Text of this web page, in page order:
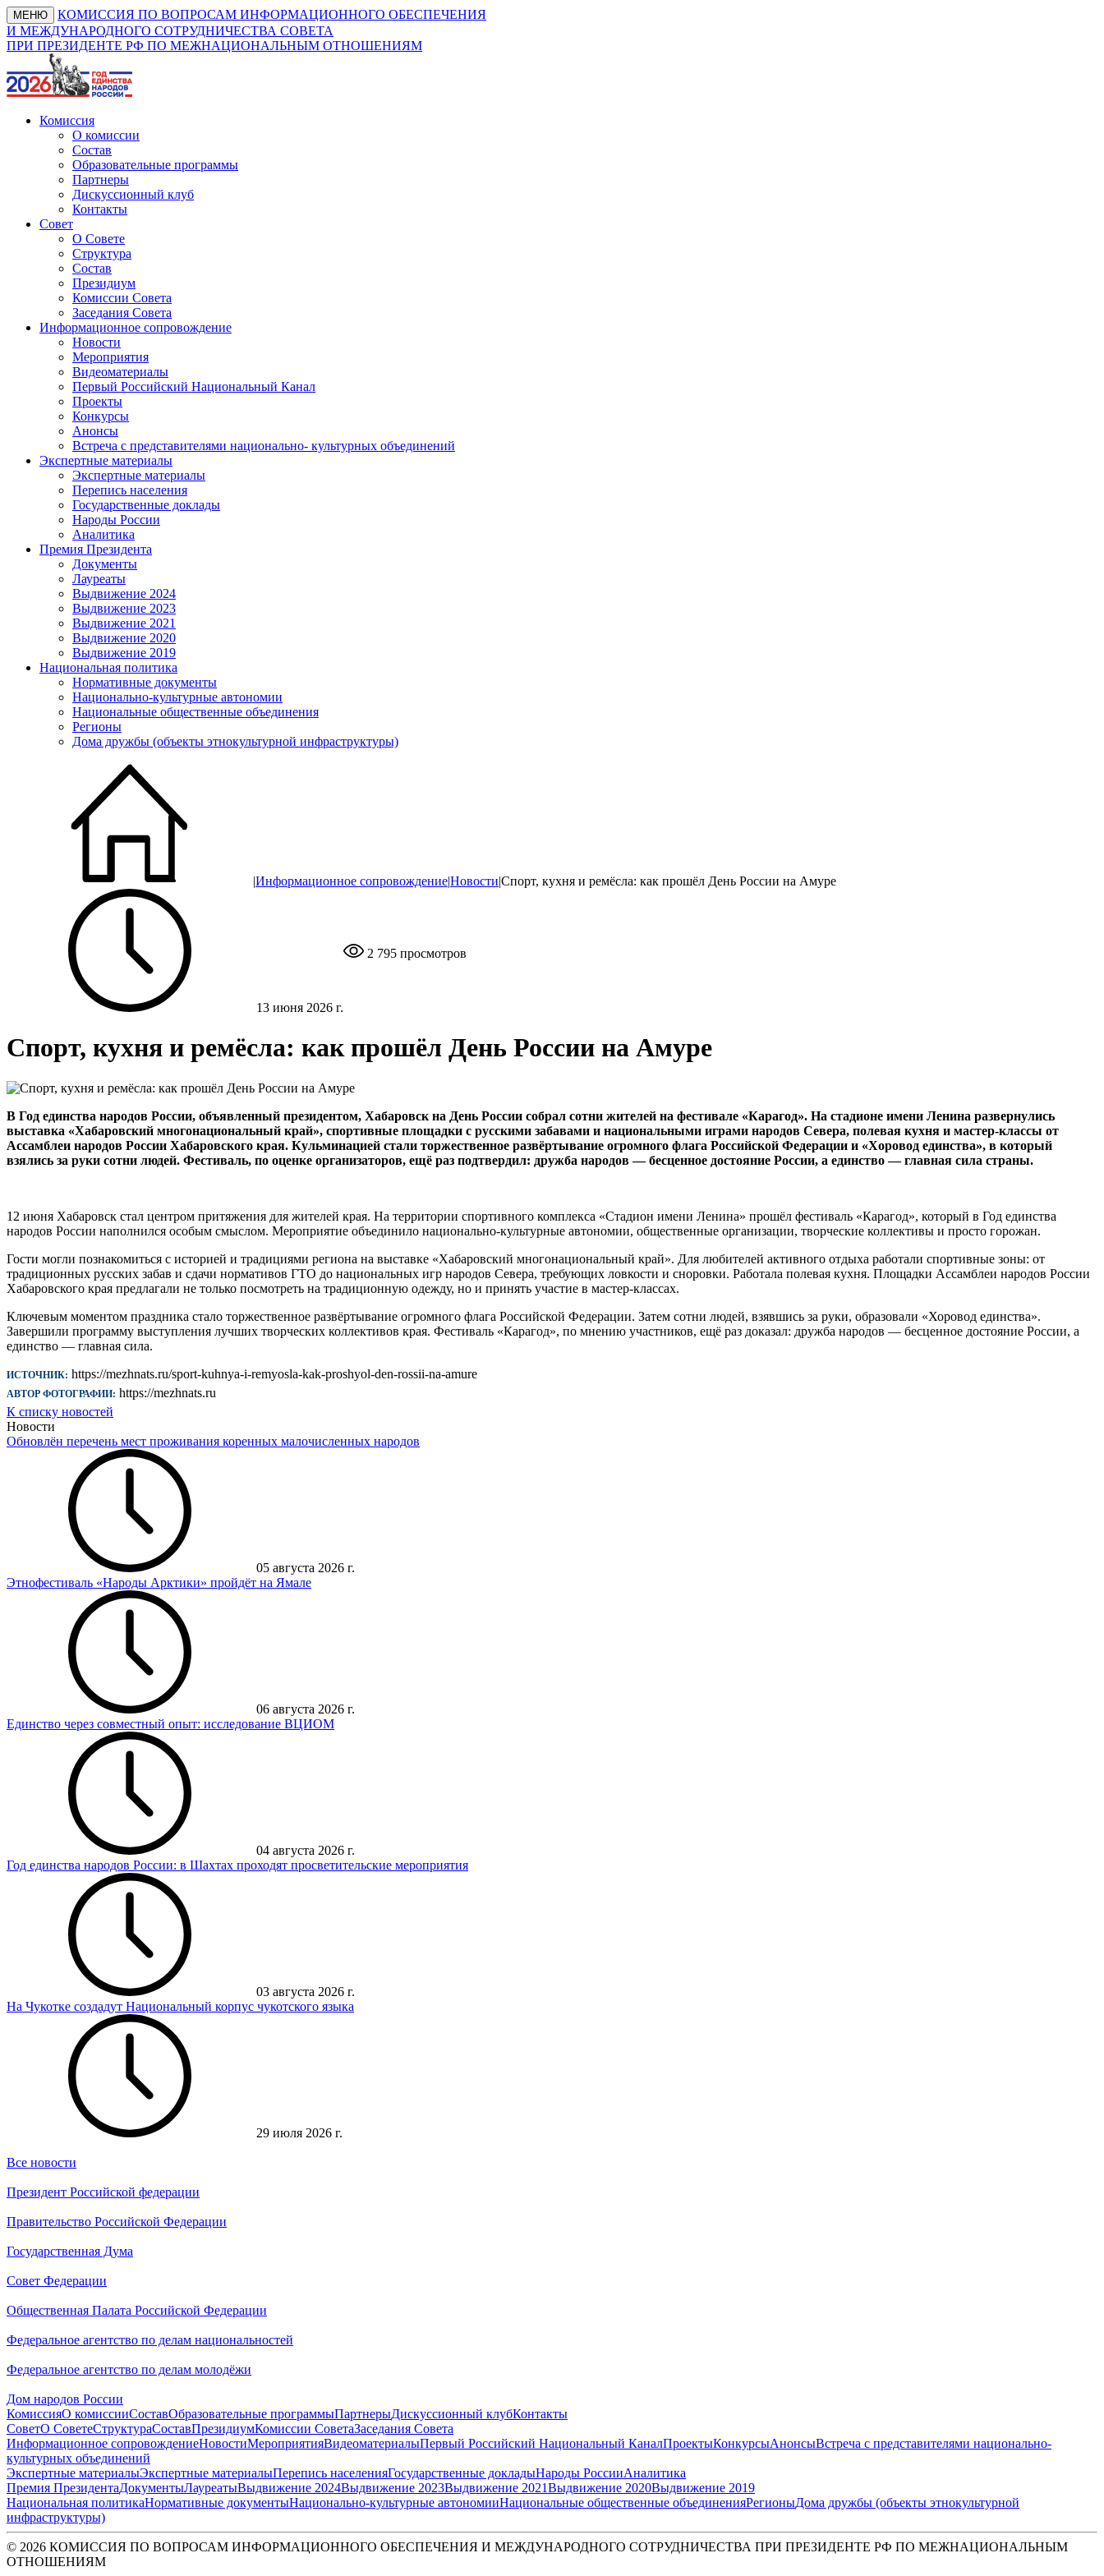
МЕНЮ
КОМИССИЯ ПО ВОПРОСАМ ИНФОРМАЦИОННОГО ОБЕСПЕЧЕНИЯ
И МЕЖДУНАРОДНОГО СОТРУДНИЧЕСТВА СОВЕТА
ПРИ ПРЕЗИДЕНТЕ РФ ПО МЕЖНАЦИОНАЛЬНЫМ ОТНОШЕНИЯМ
Комиссия
О комиссии
Состав
Образовательные программы
Партнеры
Дискуссионный клуб
Контакты
Совет
О Совете
Структура
Состав
Президиум
Комиссии Совета
Заседания Совета
Информационное сопровождение
Новости
Мероприятия
Видеоматериалы
Первый Российский Национальный Канал
Проекты
Конкурсы
Анонсы
Встреча с представителями национально- культурных объединений
Экспертные материалы
Экспертные материалы
Перепись населения
Государственные доклады
Народы России
Аналитика
Премия Президента
Документы
Лауреаты
Выдвижение 2024
Выдвижение 2023
Выдвижение 2021
Выдвижение 2020
Выдвижение 2019
Национальная политика
Нормативные документы
Национально-культурные автономии
Национальные общественные объединения
Регионы
Дома дружбы (объекты этнокультурной инфраструктуры)
|Информационное сопровождение|Новости|Спорт, кухня и ремёсла: как прошёл День России на Амуре
13 июня 2026 г.
2 795 просмотров
Спорт, кухня и ремёсла: как прошёл День России на Амуре
В Год единства народов России, объявленный президентом, Хабаровск на День России собрал сотни жителей на фестивале «Карагод». На стадионе имени Ленина развернулись
выставка «Хабаровский многонациональный край», спортивные площадки с русскими забавами и национальными играми народов Севера, полевая кухня и мастер-классы от
Ассамблеи народов России Хабаровского края. Кульминацией стали торжественное развёртывание огромного флага Российской Федерации и «Хоровод единства», в который
взялись за руки сотни людей. Фестиваль, по оценке организаторов, ещё раз подтвердил: дружба народов — бесценное достояние России, а единство — главная сила страны.
12 июня Хабаровск стал центром притяжения для жителей края. На территории спортивного комплекса «Стадион имени Ленина» прошёл фестиваль «Карагод», который в Год единства
народов России наполнился особым смыслом. Мероприятие объединило национально-культурные автономии, общественные организации, творческие коллективы и просто горожан.
Гости могли познакомиться с историей и традициями региона на выставке «Хабаровский многонациональный край». Для любителей активного отдыха работали спортивные зоны: от
традиционных русских забав и сдачи нормативов ГТО до национальных игр народов Севера, требующих ловкости и сноровки. Работала полевая кухня. Площадки Ассамблеи народов России
Хабаровского края предлагали не только посмотреть на традиционную одежду, но и принять участие в мастер-классах.
Ключевым моментом праздника стало торжественное развёртывание огромного флага Российской Федерации. Затем сотни людей, взявшись за руки, образовали «Хоровод единства».
Завершили программу выступления лучших творческих коллективов края. Фестиваль «Карагод», по мнению участников, ещё раз доказал: дружба народов — бесценное достояние России, а
единство — главная сила.
ИСТОЧНИК: https://mezhnats.ru/sport-kuhnya-i-remyosla-kak-proshyol-den-rossii-na-amure
АВТОР ФОТОГРАФИИ: https://mezhnats.ru
К списку новостей
Новости
Обновлён перечень мест проживания коренных малочисленных народов
05 августа 2026 г.
Этнофестиваль «Народы Арктики» пройдёт на Ямале
06 августа 2026 г.
Единство через совместный опыт: исследование ВЦИОМ
04 августа 2026 г.
Год единства народов России: в Шахтах проходят просветительские мероприятия
03 августа 2026 г.
На Чукотке создадут Национальный корпус чукотского языка
29 июля 2026 г.
Все новости
Президент Российской федерации
Правительство Российской Федерации
Государственная Дума
Совет Федерации
Общественная Палата Российской Федерации
Федеральное агентство по делам национальностей
Федеральное агентство по делам молодёжи
Дом народов России
КомиссияО комиссииСоставОбразовательные программыПартнерыДискуссионный клубКонтакты
СоветО СоветеСтруктураСоставПрезидиумКомиссии СоветаЗаседания Совета
Информационное сопровождениеНовостиМероприятияВидеоматериалыПервый Российский Национальный КаналПроектыКонкурсыАнонсыВстреча с представителями национально-
культурных объединений
Экспертные материалыЭкспертные материалыПерепись населенияГосударственные докладыНароды РоссииАналитика
Премия ПрезидентаДокументыЛауреатыВыдвижение 2024Выдвижение 2023Выдвижение 2021Выдвижение 2020Выдвижение 2019
Национальная политикаНормативные документыНационально-культурные автономииНациональные общественные объединенияРегионыДома дружбы (объекты этнокультурной
инфраструктуры)
© 2026 КОМИССИЯ ПО ВОПРОСАМ ИНФОРМАЦИОННОГО ОБЕСПЕЧЕНИЯ И МЕЖДУНАРОДНОГО СОТРУДНИЧЕСТВА ПРИ ПРЕЗИДЕНТЕ РФ ПО МЕЖНАЦИОНАЛЬНЫМ
ОТНОШЕНИЯМ